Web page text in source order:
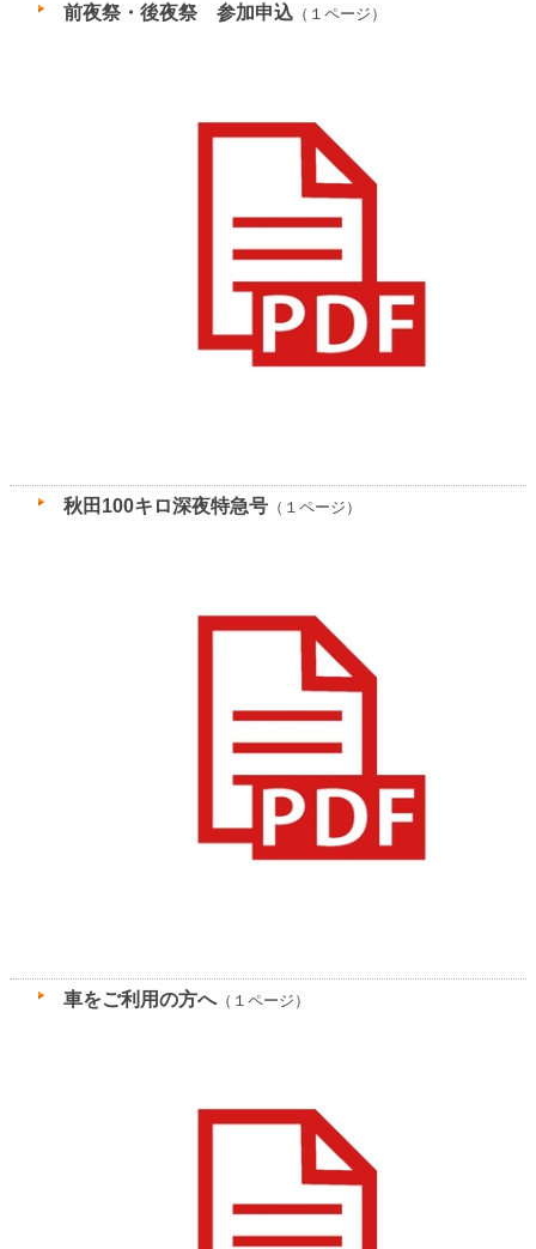
前夜祭・後夜祭 参加申込 （１ページ）
秋田100キロ深夜特急号 （１ページ）
車をご利用の方へ（１ページ）